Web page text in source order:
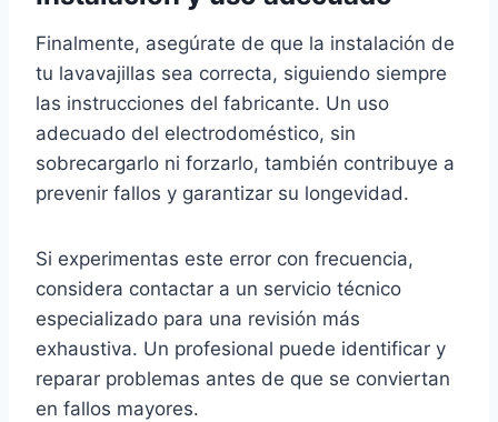
Finalmente, asegúrate de que la instalación de
tu lavavajillas sea correcta, siguiendo siempre
las instrucciones del fabricante. Un uso
adecuado del electrodoméstico, sin
sobrecargarlo ni forzarlo, también contribuye a
prevenir fallos y garantizar su longevidad.
Si experimentas este error con frecuencia,
considera contactar a un servicio técnico
especializado para una revisión más
exhaustiva. Un profesional puede identificar y
reparar problemas antes de que se conviertan
en fallos mayores.